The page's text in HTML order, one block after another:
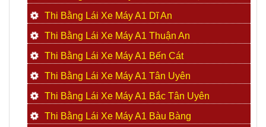
Thi Bằng Lái Xe Máy A1 Dĩ An
Thi Bằng Lái Xe Máy A1 Thuận An
Thi Bằng Lái Xe Máy A1 Bến Cát
Thi Bằng Lái Xe Máy A1 Tân Uyên
Thi Bằng Lái Xe Máy A1 Bắc Tân Uyên
Thi Bằng Lái Xe Máy A1 Bàu Bàng